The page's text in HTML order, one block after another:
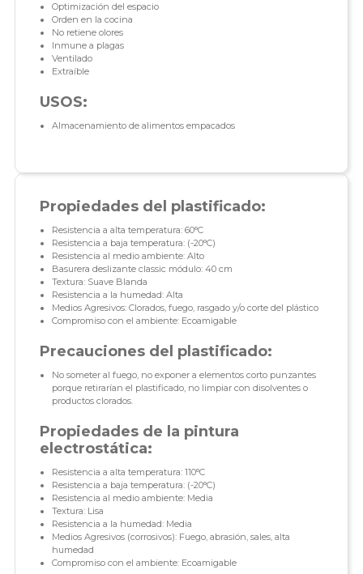
Optimización del espacio
Orden en la cocina
No retiene olores
Inmune a plagas
Ventilado
Extraíble
USOS:
Almacenamiento de alimentos empacados
Propiedades del plastificado:
Resistencia a alta temperatura: 60°C
Resistencia a baja temperatura: (-20°C)
Resistencia al medio ambiente: Alto
Basurera deslizante classic módulo: 40 cm
Textura: Suave Blanda
Resistencia a la humedad: Alta
Medios Agresivos: Clorados, fuego, rasgado y/o corte del plástico
Compromiso con el ambiente: Ecoamigable
Precauciones del plastificado:
No someter al fuego, no exponer a elementos corto punzantes
porque retirarían el plastificado, no limpiar con disolventes o
productos clorados.
Propiedades de la pintura
electrostática:
Resistencia a alta temperatura: 110°C
Resistencia a baja temperatura: (-20°C)
Resistencia al medio ambiente: Media
Textura: Lisa
Resistencia a la humedad: Media
Medios Agresivos (corrosivos): Fuego, abrasión, sales, alta
humedad
Compromiso con el ambiente: Ecoamigable